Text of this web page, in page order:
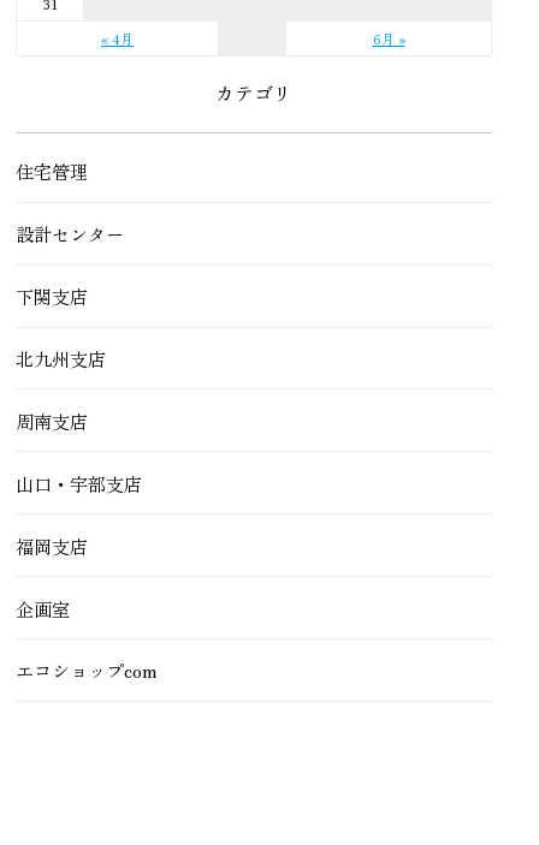
« 4月 6月 »
カテゴリ
住宅管理
設計センター
下関支店
北九州支店
周南支店
山口・宇部支店
福岡支店
企画室
エコショップcom